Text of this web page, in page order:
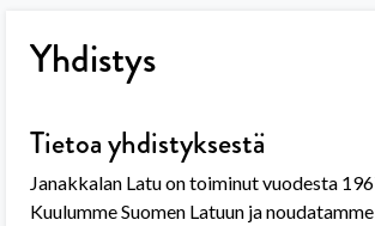
Yhdistys
Tietoa yhdistyksestä
Janakkalan Latu on toiminut vuodesta
Kuulumme Suomen Latuun ja